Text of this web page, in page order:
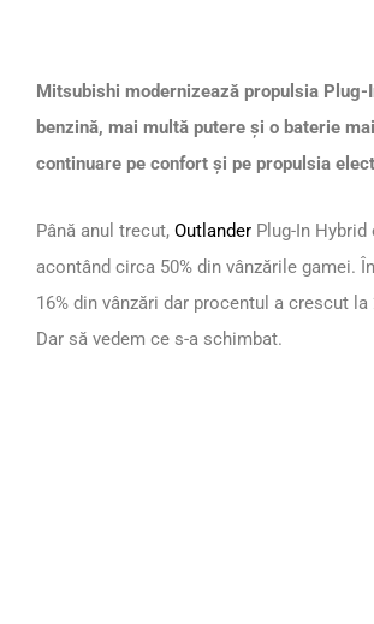
Mitsubishi modernizează propulsia
benzină, mai multă putere și o baterie
continuare pe confort și pe propulsia
Până anul trecut, Outlander Plug-In
acontând circa 50% din vânzările gamei.
16% din vânzări dar procentul a crescut
Dar să vedem ce s-a schimbat.